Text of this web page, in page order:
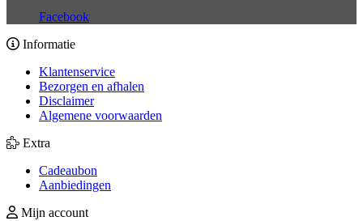
Facebook
Informatie
Klantenservice
Bezorgen en afhalen
Disclaimer
Algemene voorwaarden
Extra
Cadeaubon
Aanbiedingen
Mijn account